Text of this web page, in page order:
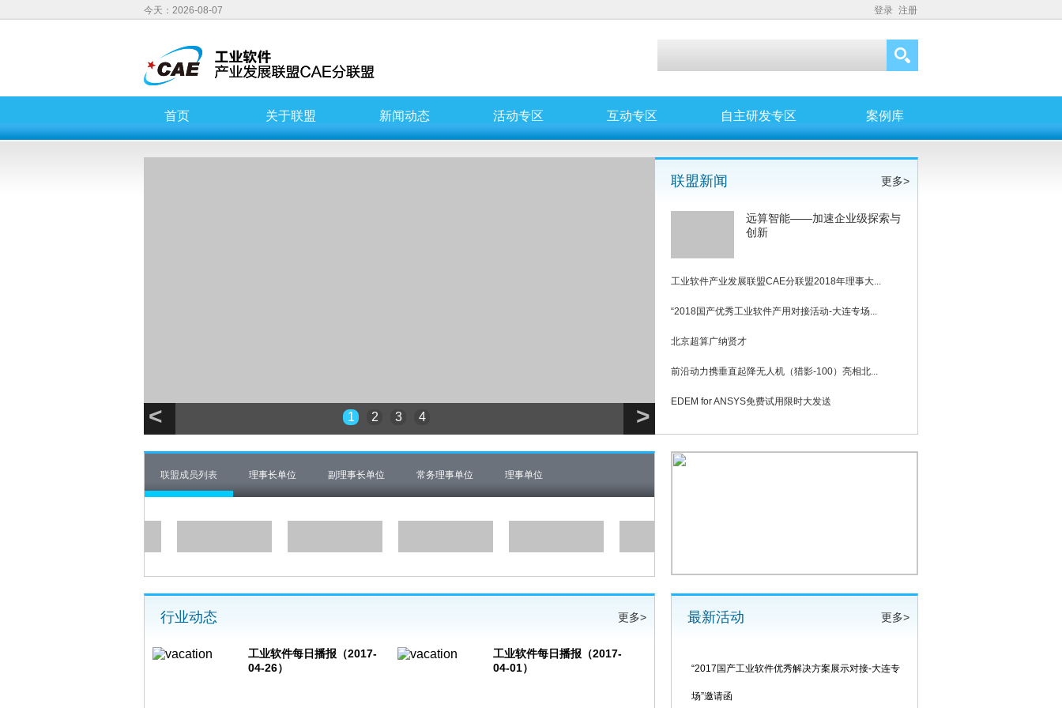
今天：2026-08-07 登录 注册
首页 关于联盟 新闻动态 活动专区 互动专区 自主研发专区 案例库
< >
1 2 3 4
联盟新闻 更多>
远算智能——加速企业级探索与
创新
工业软件产业发展联盟CAE分联盟2018年理事大...
“2018国产优秀工业软件产用对接活动-大连专场...
​北京超算广纳贤才
​前沿动力携垂直起降无人机（猎影-100）亮相北...
​EDEM for ANSYS免费试用限时大发送
联盟成员列表 理事长单位 副理事长单位 常务理事单位 理事单位
行业动态 更多>
工业软件每日播报（2017-
04-26）
工业软件每日播报（2017-
04-01）
最新活动 更多>
“2017国产工业软件优秀解决方案展示对接-大连专
场”邀请函